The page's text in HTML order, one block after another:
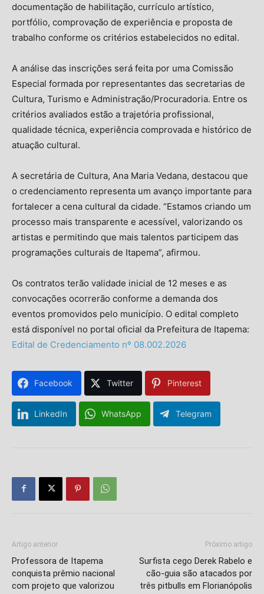
documentação de habilitação, currículo artístico,
portfólio, comprovação de experiência e proposta de
trabalho conforme os critérios estabelecidos no edital.
A análise das inscrições será feita por uma Comissão
Especial formada por representantes das secretarias de
Cultura, Turismo e Administração/Procuradoria. Entre os
critérios avaliados estão a trajetória profissional,
qualidade técnica, experiência comprovada e histórico de
atuação cultural.
A secretária de Cultura, Ana Maria Vedana, destacou que
o credenciamento representa um avanço importante para
fortalecer a cena cultural da cidade. “Estamos criando um
processo mais transparente e acessível, valorizando os
artistas e permitindo que mais talentos participem das
programações culturais de Itapema”, afirmou.
Os contratos terão validade inicial de 12 meses e as
convocações ocorrerão conforme a demanda dos
eventos promovidos pelo município. O edital completo
está disponível no portal oficial da Prefeitura de Itapema:
Edital de Credenciamento nº 08.002.2026
Facebook Twitter Pinterest
LinkedIn WhatsApp Telegram
Artigo anterior
Professora de Itapema
conquista prêmio nacional
com projeto que valorizou
Próximo artigo
Surfista cego Derek Rabelo e
cão-guia são atacados por
três pitbulls em Florianópolis